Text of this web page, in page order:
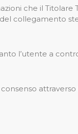
che il Titolare
collegamento
l’utente a